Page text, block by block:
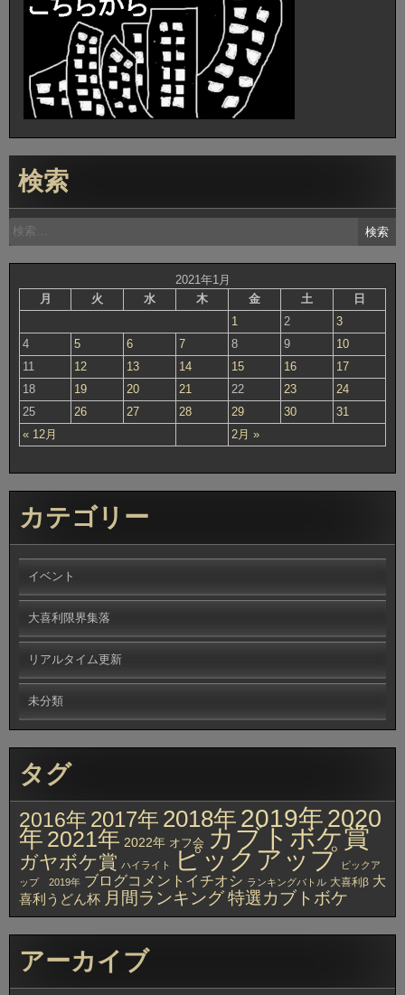
検索
検
索:
2021年1月
月
火 水 木 金 土 日
« 12月 2月 »
1 2
3
4
5 6 7 8 9
10
11
12 13 14 15 16
17
18
19 20 21 22 23
24
25
26 27 28 29 30 31
カテゴリー
イベント
大喜利限界集落
リアルタイム更新
未分類
タグ
2016年 2017年 2018年 2019年2020
年 2021年 2022年 オフ会 カブトボケ賞
ガヤボケ賞 ハイライト ピックアップ ピックア
ップ 2019年 ブログコメントイチオシ ランキングバトル 大喜利β 大
喜利うどん杯 月間ランキング特選カブトボケ
アーカイブ